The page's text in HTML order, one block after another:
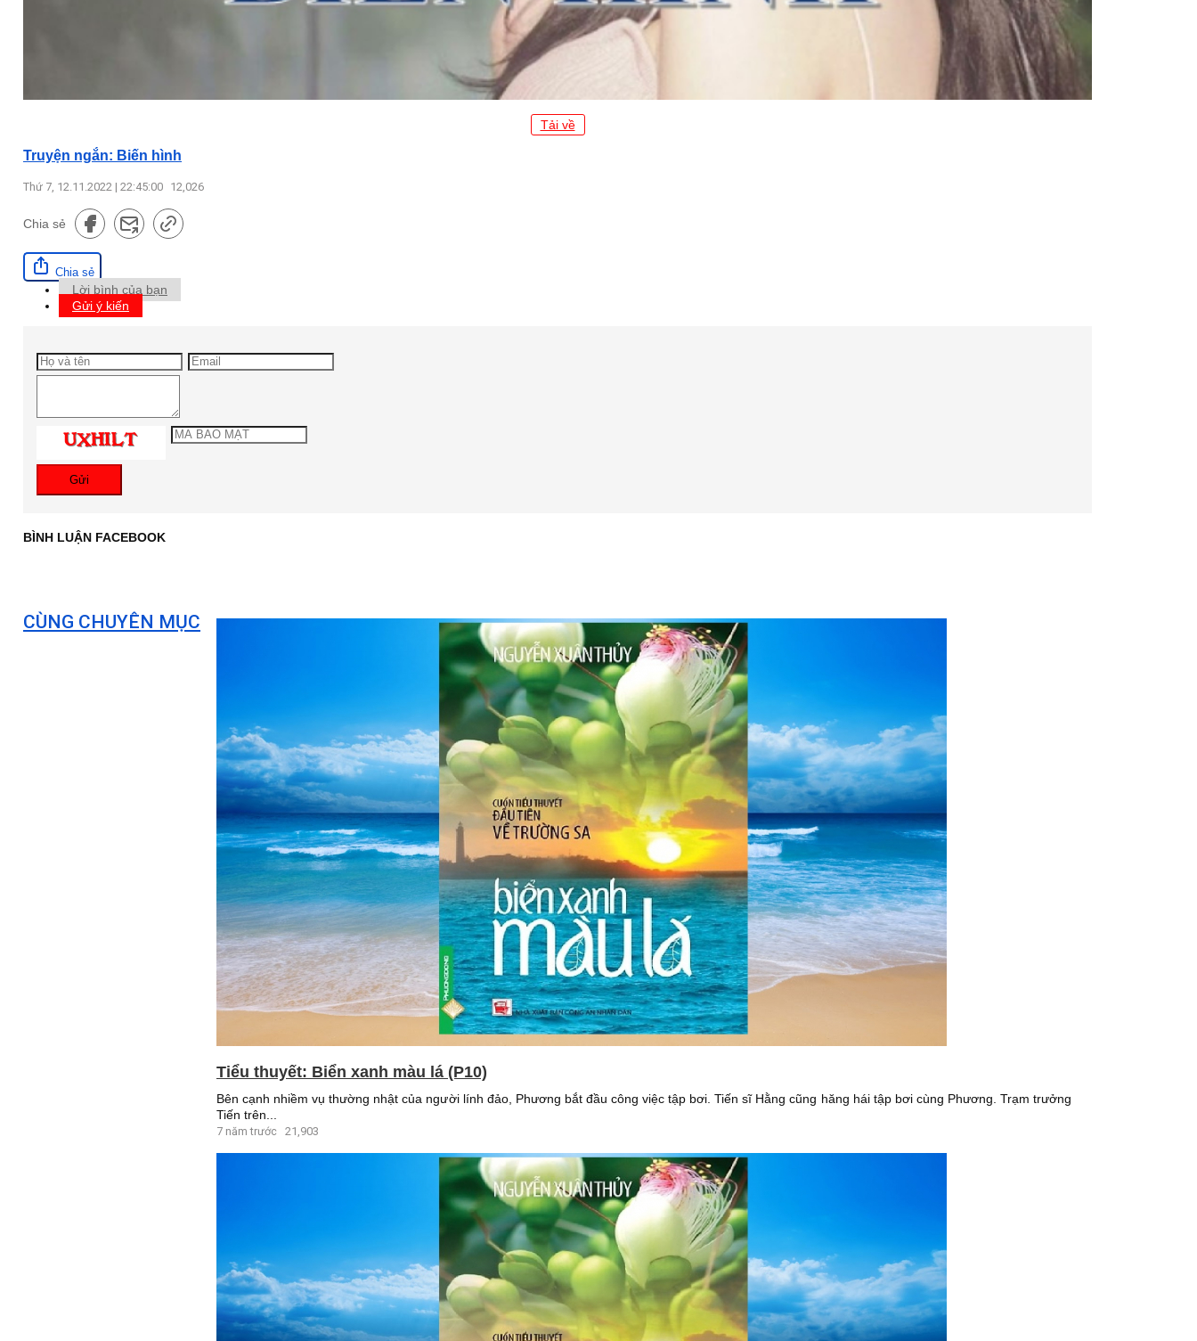
Tải về
Truyện ngắn: Biến hình
Thứ 7, 12.11.2022 | 22:45:00 12,026
Chia sẻ
Chia sẻ
Lời bình của bạn
Gửi ý kiến
Gửi
BÌNH LUẬN FACEBOOK
CÙNG CHUYÊN MỤC
Tiểu thuyết: Biển xanh màu lá (P10)
Bên cạnh nhiềm vụ thường nhật của người lính đảo, Phương bắt đầu công việc tập bơi. Tiến sĩ Hằng cũng hăng hái tập bơi cùng Phương. Trạm trưởng
Tiến trên...
7 năm trước 21,903